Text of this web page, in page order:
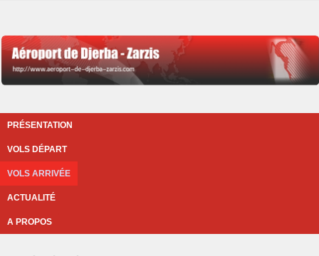
PRÉSENTATION
VOLS DÉPART
VOLS ARRIVÉE
ACTUALITÉ
A PROPOS